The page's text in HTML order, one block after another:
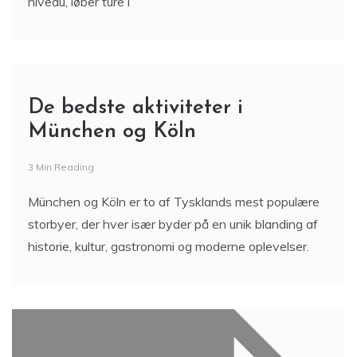
De bedste aktiviteter i
München og Köln
3 Min Reading
München og Köln er to af Tysklands mest populære
storbyer, der hver især byder på en unik blanding af
historie, kultur, gastronomi og moderne oplevelser.